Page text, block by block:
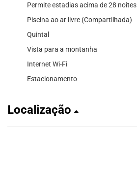
Permite estadias acima de 28 noites
Piscina ao ar livre (Compartilhada)
Quintal
Vista para a montanha
Internet Wi-Fi
Estacionamento
Localização